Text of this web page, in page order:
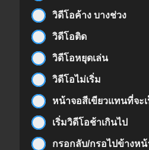
วิดีโอค้าง บางช่วง
วิดีโอติด
วิดีโอหยุดเล่น
วิดีโอไม่เริ่ม
หน้าจอสีเขียวแทนที่จะ
เริ่มวิดีโอช้าเกินไป
กรอกลับ/กรอไปข้างหน้